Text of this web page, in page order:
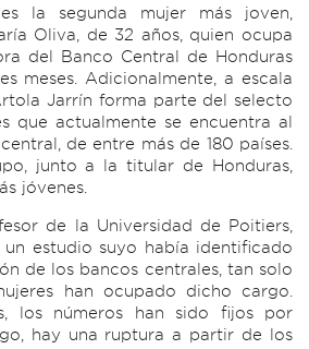
la segunda mujer más joven,
Oliva, de 32 años, quien ocupa
del Banco Central de Honduras
meses. Adicionalmente, a escala
Jarrín forma parte del selecto
que actualmente se encuentra al
de entre más de 180 países.
junto a la titular de Honduras,
jóvenes.
de la Universidad de Poitiers,
un estudio suyo había identificado
de los bancos centrales, tan solo
han ocupado dicho cargo.
los números han sido fijos por
hay una ruptura a partir de los